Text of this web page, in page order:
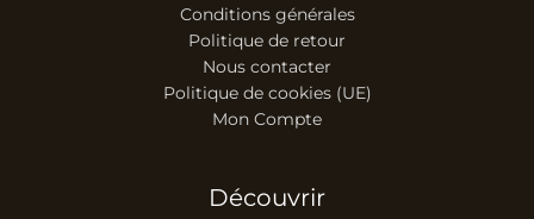
Conditions générales
Politique de retour
Nous contacter
Politique de cookies (UE)
Mon Compte
Découvrir